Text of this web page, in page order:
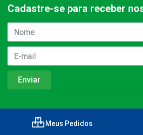
Cadastre-se para receber
Meus Pedidos